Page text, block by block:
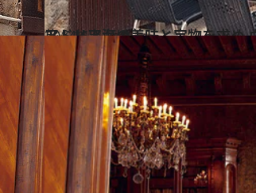
2014.6.1
アドリア海の美味と宝物を求め
旅＆お出かけ